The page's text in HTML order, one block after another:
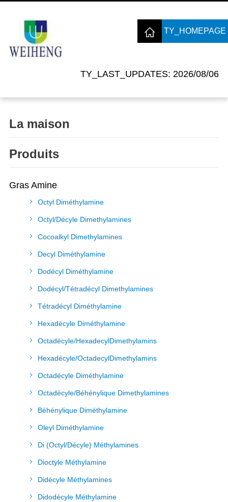
TY_LAST_UPDATES: 2026/08/06
TY_HOMEPAGE
La maison
Produits
Gras Amine
Octyl Diméthylamine
Octyl/Décyle Dimethylamines
Cocoalkyl Dimethylamines
Decyl Diméthylamine
Dodécyl Diméthylamine
Dodécyl/Tétradécyl Dimethylamines
Tétradécyl Diméthylamine
Hexadécyle Diméthylamine
Octadécyle/HexadecylDimethylamins
Hexadécyle/OctadecylDimethylamins
Octadécyle Diméthylamine
Octadécyle/Béhénylique Dimethylamines
Béhénylique Diméthylamine
Oleyl Diméthylamine
Di (Octyl/Décyle) Méthylamines
Dioctyle Méthylamine
Didécyle Méthylamines
Didodécyle Méthylamine